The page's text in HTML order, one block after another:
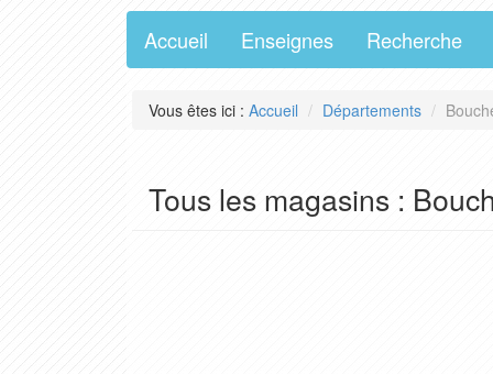
Accueil Enseignes Recherche
Vous êtes ici : Accueil Départements
Tous les magasins :